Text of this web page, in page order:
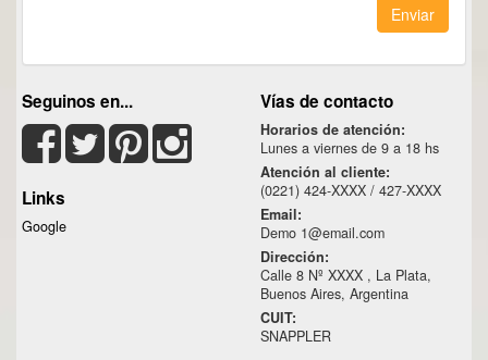
Enviar
Seguinos en...
Links
Google
Vías de contacto
Horarios de atención:
Lunes a viernes de 9 a 18 hs
Atención al cliente:
(0221) 424-XXXX / 427-XXXX
Email:
Demo 1@email.com
Dirección:
Calle 8 Nº XXXX , La Plata,
Buenos Aires, Argentina
CUIT:
SNAPPLER